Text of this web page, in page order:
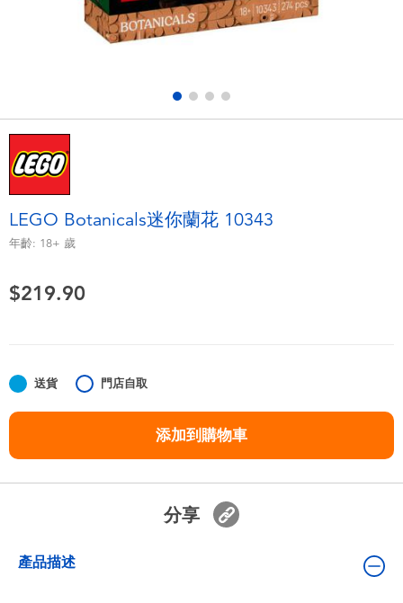
益智學習玩具
派對用品
角色扮演及造型系列
毛毛公仔玩具
夏日用品
任天堂 Switch
LeapFrog跳跳蛙
Tomica多美
Globber高樂寶
LEGO Botanicals迷你蘭花 10343
年齡: 18+ 歲
$219.90
送貨 門店自取
添加到購物車
分享
產品描述